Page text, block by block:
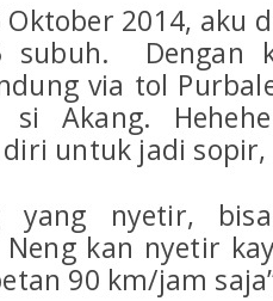
Oktober 2014, aku
subuh. Dengan
via tol
Akang.
untuk jadi
yang nyetir,
Neng kan nyetir
90 km/jam